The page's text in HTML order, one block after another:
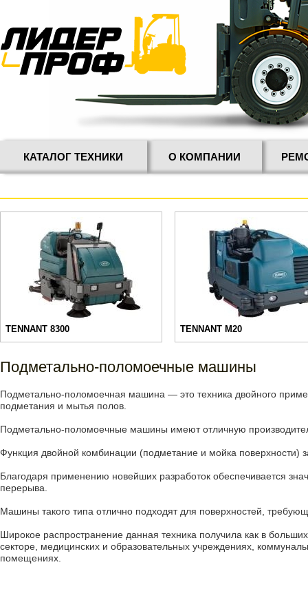
КАТАЛОГ ТЕХНИКИ О КОМПАНИИ
TENNANT 8300 TENNANT M20
Подметально-поломоечные машины
Подметально-поломоечная машина — это техника двойного
подметания и мытья полов.
Подметально-поломоечные машины имеют отличную
Функция двойной комбинации (подметание и мойка поверхности)
Благодаря применению новейших разработок обеспечивается
перерыва.
Машины такого типа отлично подходят для поверхностей,
Широкое распространение данная техника получила как в
секторе, медицинских и образовательных учреждениях,
помещениях.